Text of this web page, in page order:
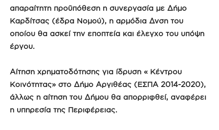
απαραίτητη προϋπόθεση η συνεργασία με Δήμο
Καρδίτσας (έδρα Νομού), η αρμόδια Δνση του
οποίου θα ασκεί την εποπτεία και έλεγχο του υπόψη
έργου.
Αίτηση χρηματοδότησης για ίδρυση « Κέντρου
Κοινότητας» στο Δήμο Αργιθέας (ΕΣΠΑ 2014-2020),
άλλως η αίτηση του Δήμου θα απορριφθεί, αναφέρει
η υπηρεσία της Περιφέρειας.